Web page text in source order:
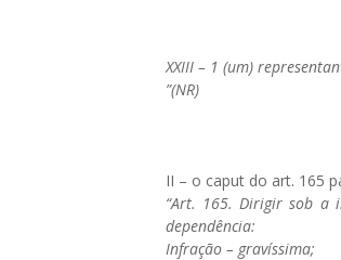
XXIII – 1 (um)
”(NR)
II – o caput do art. 165
“Art. 165. Dirigir sob a
dependência:
Infração – gravíssima;